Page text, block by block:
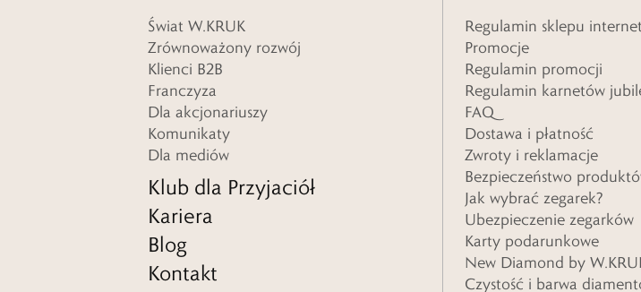
Świat W.KRUK
Zrównoważony rozwój
Klienci B2B
Franczyza
Dla akcjonariuszy
Komunikaty
Dla mediów
Klub dla Przyjaciół
Kariera
Blog
Kontakt
Regulamin sklepu
Promocje
Regulamin promocji
Regulamin karnetów
FAQ
Dostawa i płatność
Zwroty i reklamacje
Bezpieczeństwo
Jak wybrać zegarek?
Ubezpieczenie zegarków
Karty podarunkowe
New Diamond by
Czystość i barwa